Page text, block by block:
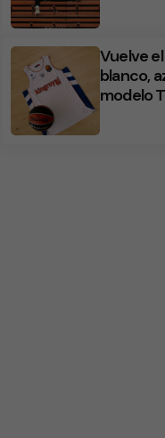
Vuelve
blanco,
modelo